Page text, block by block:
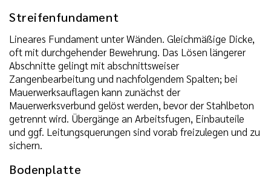
Streifenfundament
Lineares Fundament unter Wänden. Gleichmäßige Dicke,
oft mit durchgehender Bewehrung. Das Lösen längerer
Abschnitte gelingt mit abschnittsweiser
Zangenbearbeitung und nachfolgendem Spalten; bei
Mauerwerksauflagen kann zunächst der
Mauerwerksverbund gelöst werden, bevor der Stahlbeton
getrennt wird. Übergänge an Arbeitsfugen, Einbauteile
und ggf. Leitungsquerungen sind vorab freizulegen und zu
sichern.
Bodenplatte